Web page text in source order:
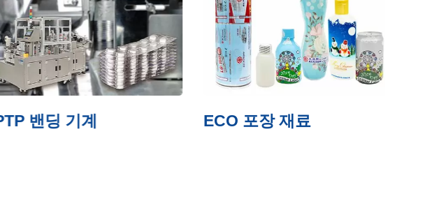
밴딩 기계 ECO 포장 재료